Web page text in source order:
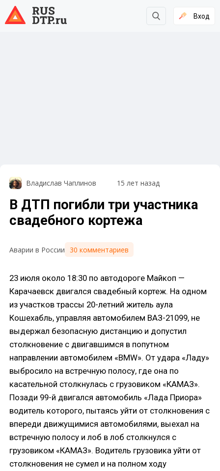
Вход
Владислав Чаплинов 15 лет назад
В ДТП погибли три участника
свадебного кортежа
Аварии в России 30 комментариев
23 июля около 18:30 по автодороге Майкоп —
Карачаевск двигался свадебный кортеж. На одном
из участков трассы 20-летний житель аула
Кошехабль, управляя автомобилем ВАЗ-21099, не
выдержал безопасную дистанцию и допустил
столкновение с двигавшимся в попутном
направлении автомобилем «BMW». От удара «Ладу»
выбросило на встречную полосу, где она по
касательной столкнулась с грузовиком «КАМАЗ».
Позади 99-й двигался автомобиль «Лада Приора»
водитель которого, пытаясь уйти от столкновения с
впереди движущимися автомобилями, выехал на
встречную полосу и лоб в лоб столкнулся с
грузовиком «КАМАЗ». Водитель грузовика уйти от
столкновения не сумел и на полном ходу